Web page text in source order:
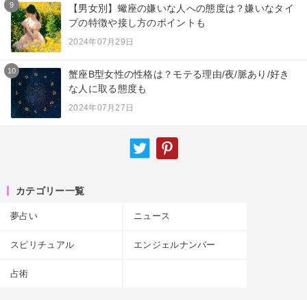
9
【男女別】蠍座の嫌いな人への態度は？嫌いなタイ
プの特徴や接し方のポイントも
2024年07月29日
10
蟹座B型女性の性格は？モテる理由/夜/脈あり/好き
な人に取る態度も
2024年07月27日
カテゴリー一覧
夢占い ニュース
スピリチュアル エンジェルナンバー
占術